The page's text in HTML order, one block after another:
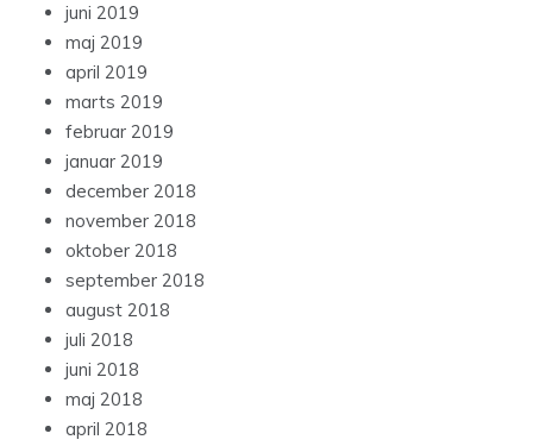
juni 2019
maj 2019
april 2019
marts 2019
februar 2019
januar 2019
december 2018
november 2018
oktober 2018
september 2018
august 2018
juli 2018
juni 2018
maj 2018
april 2018